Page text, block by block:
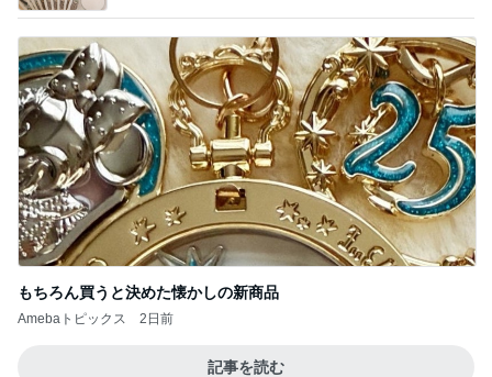
もちろん買うと決めた懐かしの新商品
Amebaトピックス 2日前
記事を読む
Amebaトピックス 1日前